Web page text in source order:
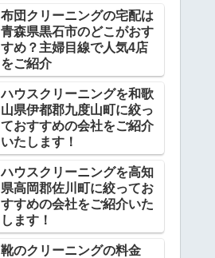
布団クリーニングの宅配は
青森県黒石市のどこがおす
すめ？主婦目線で人気4店
をご紹介
ハウスクリーニングを和歌
山県伊都郡九度山町に絞っ
ておすすめの会社をご紹介
いたします！
ハウスクリーニングを高知
県高岡郡佐川町に絞ってお
すすめの会社をご紹介いた
します！
靴のクリーニングの料金